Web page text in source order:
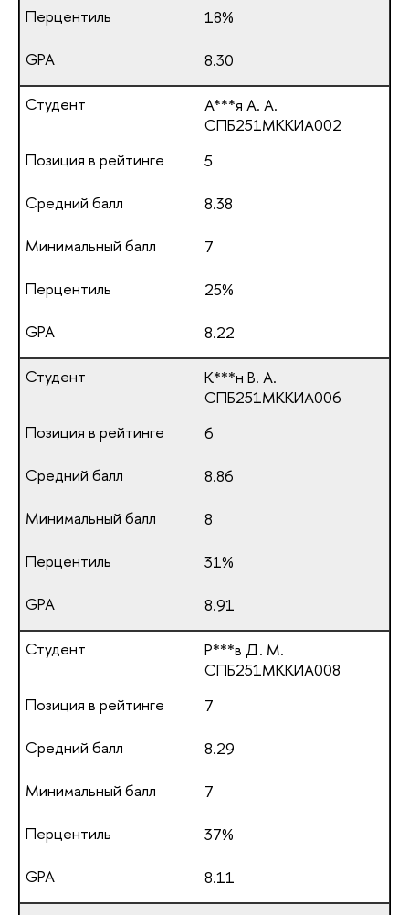
18%
8.30
А***я А. А.
СПБ251МККИА002
5
8.38
7
25%
8.22
К***н В. А.
СПБ251МККИА006
6
8.86
8
31%
8.91
Р***в Д. М.
СПБ251МККИА008
7
8.29
7
37%
8.11